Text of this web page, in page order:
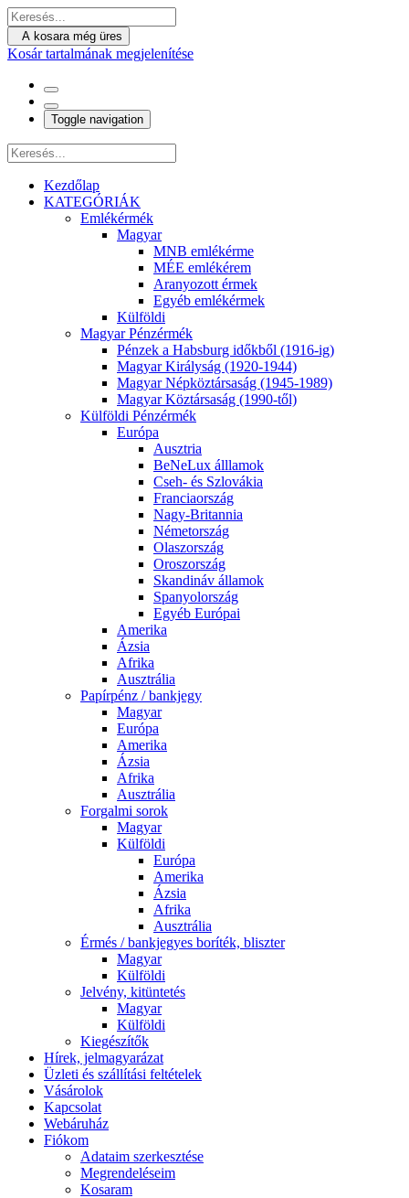
A kosara még üres
Kosár tartalmának megjelenítése
Toggle navigation
Kezdőlap
KATEGÓRIÁK
Emlékérmék
Magyar
MNB emlékérme
MÉE emlékérem
Aranyozott érmek
Egyéb emlékérmek
Külföldi
Magyar Pénzérmék
Pénzek a Habsburg időkből (1916-ig)
Magyar Királyság (1920-1944)
Magyar Népköztársaság (1945-1989)
Magyar Köztársaság (1990-től)
Külföldi Pénzérmék
Európa
Ausztria
BeNeLux álllamok
Cseh- és Szlovákia
Franciaország
Nagy-Britannia
Németország
Olaszország
Oroszország
Skandináv államok
Spanyolország
Egyéb Európai
Amerika
Ázsia
Afrika
Ausztrália
Papírpénz / bankjegy
Magyar
Európa
Amerika
Ázsia
Afrika
Ausztrália
Forgalmi sorok
Magyar
Külföldi
Európa
Amerika
Ázsia
Afrika
Ausztrália
Érmés / bankjegyes boríték, bliszter
Magyar
Külföldi
Jelvény, kitüntetés
Magyar
Külföldi
Kiegészítők
Hírek, jelmagyarázat
Üzleti és szállítási feltételek
Vásárolok
Kapcsolat
Webáruház
Fiókom
Adataim szerkesztése
Megrendeléseim
Kosaram